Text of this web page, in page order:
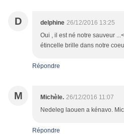
D delphine 26/12/2016 13:25
Oui , il est né notre sauveur
étincelle brille dans notre
Répondre
M Michèle. 26/12/2016 11:07
Nedeleg laouen a kénavo.
Répondre